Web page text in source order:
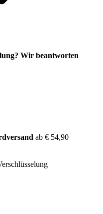
Wir beantworten
ab € 54,90